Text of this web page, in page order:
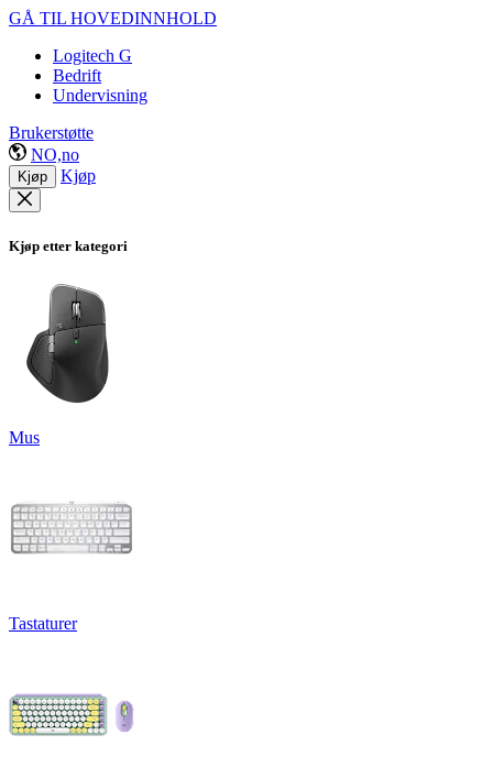
GÅ TIL HOVEDINNHOLD
Logitech G
Bedrift
Undervisning
Brukerstøtte
NO,no
Kjøp Kjøp
Kjøp etter kategori
Mus
Tastaturer